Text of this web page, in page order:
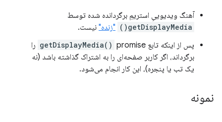
آهنگ ویدیوییِ استریمِ برگردانده شده توسط
getDisplayMedia() "زنده" نیست.
پس از اینکه تابع
getDisplayMedia() promise را
برگرداند، اگر کاربر صفحه‌ای را به اشتراک گذاشته باشد (نه
یک تب یا پنجره)، این کار انجام می‌شود.
نمونه